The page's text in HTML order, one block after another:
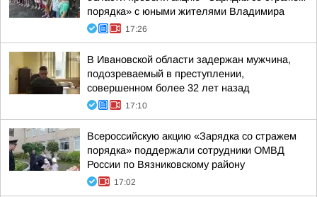
порядка» с юными жителями Владимира
17:26
В Ивановской области задержан мужчина,
подозреваемый в преступлении,
совершенном более 32 лет назад
17:10
Всероссийскую акцию «Зарядка со стражем
порядка» поддержали сотрудники ОМВД
России по Вязниковскому району
17:02